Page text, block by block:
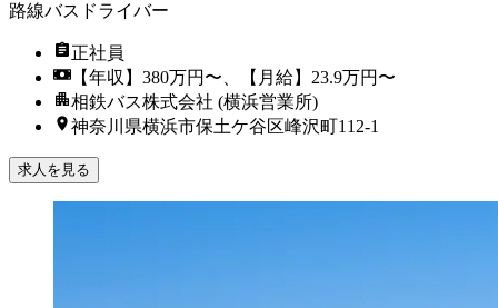
路線バスドライバー
正社員
【年収】380万円〜、【月給】23.9万円〜
相鉄バス株式会社 (横浜営業所)
神奈川県横浜市保土ケ谷区峰沢町112-1
求人を見る